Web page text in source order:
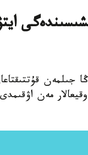
جىلدىڭ
جىلمەن
ايتۋلى وقيعالار مەن